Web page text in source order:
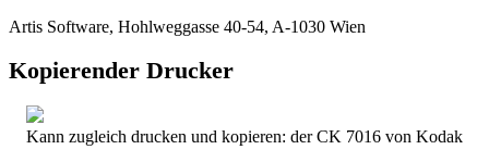
Artis Software, Hohlweggasse 40-54, A-1030 Wien
Kopierender Drucker
Kann zugleich drucken und kopieren: der CK 7016 von Kodak